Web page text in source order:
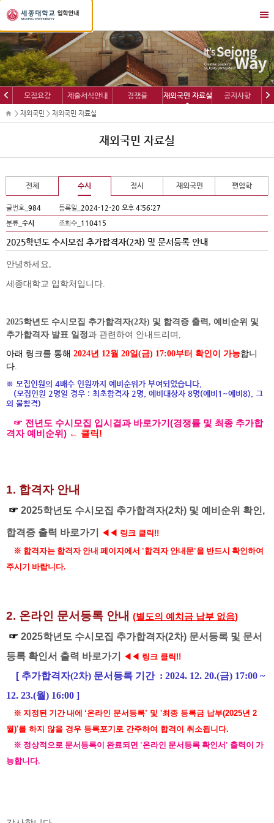
세
종
대
학
교
입
학
정
보
뉴
열
기/
닫
기
이
전
다
음
모집요강 제출서식안내 경쟁률 재외국민 자료실 공지사항
> 재외국민 > 재외국민 자료실
재외국민 자료실
전체 수시 정시 재외국민 편입학
글번호_ 984 등록일_ 2024-12-20 오후 4:56:27
분류_ 수시 조회수_ 110415
2025학년도 수시모집 추가합격자(2차) 및 문서등록 안내
안녕하세요,
세종대학교 입학처입니다.
2025학년도 수시모집 추가합격자(2차) 및 합격증 출력, 예비순위 및
추가합격자 발표 일정과 관련하여 안내드리며,
아래 링크를 통해 2024년 12월 20일(금) 17:00부터 확인이 가능합니
다.
※ 모집인원의 4배수 인원까지 예비순위가 부여되었습니다.
(모집인원 2명일 경우 : 최초합격자 2명, 예비대상자 8명(예비1~예비8), 그
외 불합격)
☞ 전년도 수시모집 입시결과 바로가기(경쟁률 및 최종 추가합
격자 예비순위) ← 클릭!
1. 합격자 안내
☞ 2025학년도 수시모집 추가합격자(2차) 및 예비순위 확인,
합격증 출력 바로가기 ◀ ◀ 링크 클릭!!
※ 합격자는 합격자 안내 페이지에서 '합격자 안내문'을 반드시 확인하여
주시기 바랍니다.
2. 온라인 문서등록 안내 (별도의 예치금 납부 없음)
☞ 2025학년도 수시모집 추가합격자(2차) 문서등록 및 문서
등록 확인서 출력 바로가기
◀ ◀ 링크 클릭!!
[ 추가합격자(2차) 문서등록 기간: 2024. 12. 20.(금) 17:00 ~
12. 23.(월) 16:00 ]
※ 지정된 기간 내에 ‘온라인 문서등록’ 및 '최종 등록금 납부(2025년 2
월)'를 하지 않을 경우 등록포기로 간주하여 합격이 취소됩니다.
※ 정상적으로 문서등록이 완료되면 '온라인 문서등록 확인서' 출력이 가
능합니다.